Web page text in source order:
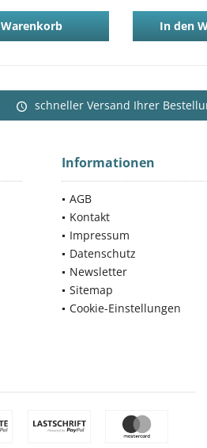
Warenkorb In den
schneller Versand Ihrer
Informationen
AGB
Kontakt
Impressum
Datenschutz
Newsletter
Sitemap
Cookie-Einstellungen